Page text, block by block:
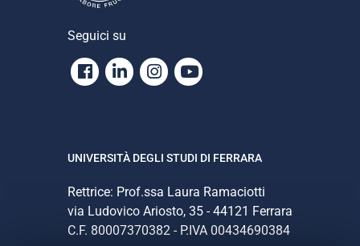
Seguici su
Facebook
LinkedinInstagram
Youtube
UNIVERSITÀ DEGLI STUDI DI FERRARA
Rettrice: Prof.ssa Laura Ramaciotti
via Ludovico Ariosto, 35 - 44121 Ferrara
C.F. 80007370382 - P.IVA 00434690384